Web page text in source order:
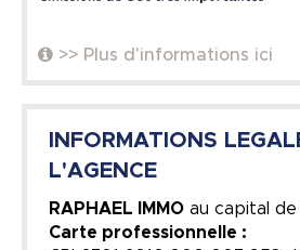
>> Plus d'informations ici
INFORMATIONS
L'AGENCE
RAPHAEL IMMO au capital de
Carte professionnelle :